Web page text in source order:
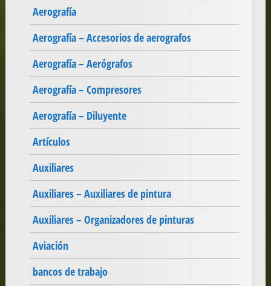
Aerografía
Aerografía – Accesorios de aerografos
Aerografía – Aerógrafos
Aerografía – Compresores
Aerografía – Diluyente
Artículos
Auxiliares
Auxiliares – Auxiliares de pintura
Auxiliares – Organizadores de pinturas
Aviación
bancos de trabajo